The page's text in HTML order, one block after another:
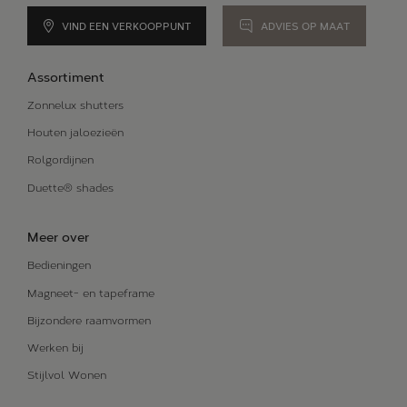
Alle oplossingen
ONS VERHAAL
VIND EEN VERKOOPPUNT ADVIES OP MAAT
Assortiment
Zonnelux shutters
Houten jaloezieën
Rolgordijnen
Duette® shades
Meer over
Bedieningen
Magneet- en tapeframe
Bijzondere raamvormen
Werken bij
Stijlvol Wonen